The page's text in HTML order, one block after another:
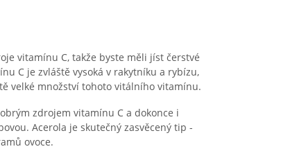
vitamínu C, takže byste měli jíst čerstvé
C je zvláště vysoká v rakytníku a rybízu,
velké množství tohoto vitálního vitamínu.
zdrojem vitamínu C a dokonce i
Acerola je skutečný zasvěcený tip -
ovoce.